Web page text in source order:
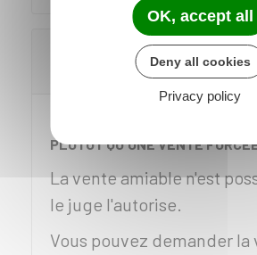
Qu'est-ce qu'une vente
d'une saisie immobilière ?
PLUTÔT QU'UNE VENTE
La vente amiable n'est
le juge l'autorise.
Vous pouvez demander la
OK, accept all
Deny all cookies
Privacy policy